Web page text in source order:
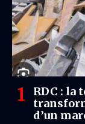
RDC : la
d’un